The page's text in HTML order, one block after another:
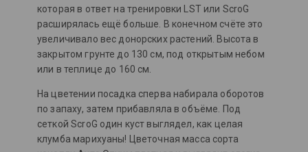
которая в ответ на тренировки LST или ScroG
расширялась ещё больше. В конечном счёте это
увеличивало вес донорских растений. Высота в
закрытом грунте до 130 см, под открытым небом
или в теплице до 160 см.
На цветении посадка сперва набирала оборотов
по запаху, затем прибавляла в объёме. Под
сеткой ScroG один куст выглядел, как целая
клумба марихуаны! Цветочная масса сорта